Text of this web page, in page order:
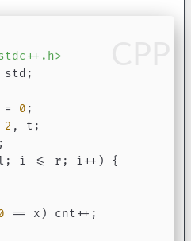
std;
= 0 ;
2 , t;
i <= r; i++) {
== x) cnt++;